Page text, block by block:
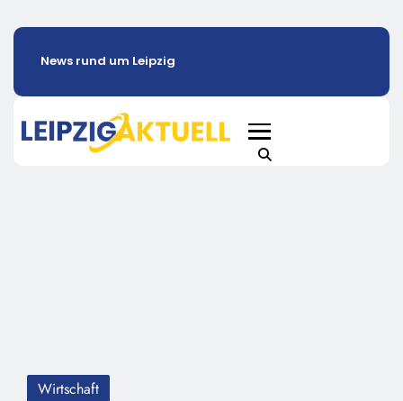
News rund um Leipzig
Wirtschaft